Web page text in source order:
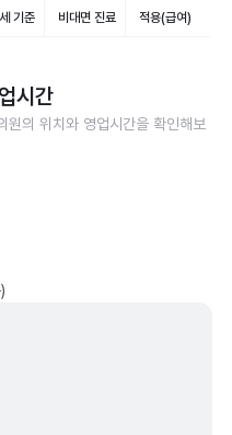
기준 비대면 진료 적용(급여)
시간
원의 위치와 영업시간을 확인해보